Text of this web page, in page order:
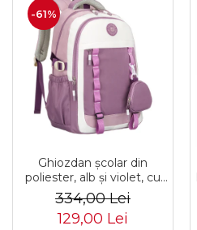
-61%
Ghiozdan școlar din
poliester, alb și violet, cu
bretele reglabile -
Peterson PTR-PTN 8603-
1303 PURPLE
334,00 Lei
129,00 Lei